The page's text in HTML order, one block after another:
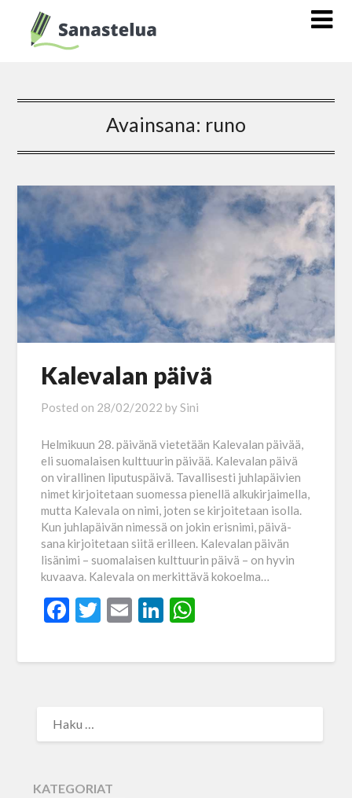
Avainsana: runo
Kalevalan päivä
Posted on 28/02/2022 bySini
Helmikuun 28. päivänä vietetään Kalevalan päivää,
eli suomalaisen kulttuurin päivää. Kalevalan päivä
on virallinen liputuspäivä. Tavallisesti juhlapäivien
nimet kirjoitetaan suomessa pienellä alkukirjaimella,
mutta Kalevala on nimi, joten se kirjoitetaan isolla.
Kun juhlapäivän nimessä on jokin erisnimi, päivä-
sana kirjoitetaan siitä erilleen. Kalevalan päivän
lisänimi – suomalaisen kulttuurin päivä – on hyvin
kuvaava. Kalevala on merkittävä kokoelma…
Facebook
Twitter
EmailLinkedIn
KATEGORIAT